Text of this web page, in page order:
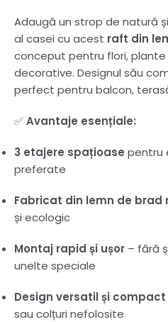
Adaugă un strop de natură
al casei cu acest raft din
conceput pentru flori,
decorative. Designul său
perfect pentru balcon,
✅Avantaje esențiale:
3 etajere spațioase pentru
preferate
Fabricat din lemn de brad
și ecologic
Montaj rapid și ușor – fără
unelte speciale
Design versatil și compact
sau colțuri nefolosite